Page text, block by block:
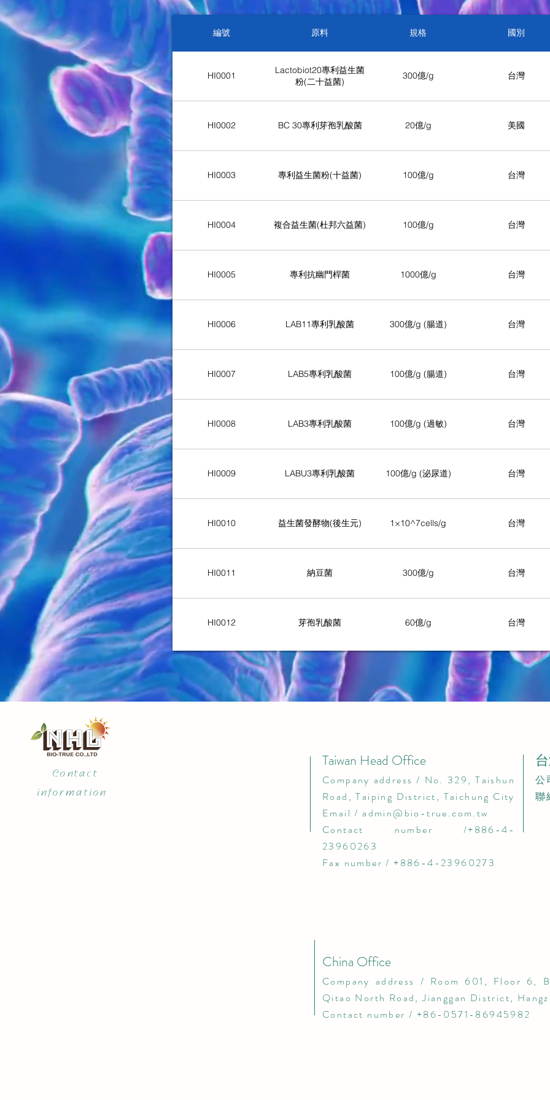
編號 原料 規格 國別
HI0001
Lactobiot20專利益生菌
粉(二十益菌)
300億/g 台灣
HI0002 BC 30專利芽孢乳酸菌 20億/g 美國
HI0003 專利益生菌粉(十益菌) 100億/g 台灣
HI0004 複合益生菌(杜邦六益菌) 100億/g 台灣
HI0005 專利抗幽門桿菌 1000億/g 台灣
HI0006 LAB11專利乳酸菌 300億/g (腸道) 台灣
HI0007 LAB5專利乳酸菌 100億/g (腸道) 台灣
HI0008 LAB3專利乳酸菌 100億/g (過敏) 台灣
HI0009 LABU3專利乳酸菌 100億/g (泌尿道) 台灣
HI0010 益生菌發酵物(後生元) 1×10^7cells/g 台灣
HI0011 納豆菌 300億/g 台灣
HI0012 芽孢乳酸菌 60億/g 台灣
Contact
information
Taiwan Head Office
​Company address / No. 329, Taishun
Road, Taiping District, Taichung City​
Email /admin@bio-true.com.tw
Contact number /+886-4-
23960263
Fax number / +886-4-23960273
公
China Office
​Company address / Room 601, Floor 6,
Qitao North Road, Jianggan District,
Contact number / +86-0571-86945982